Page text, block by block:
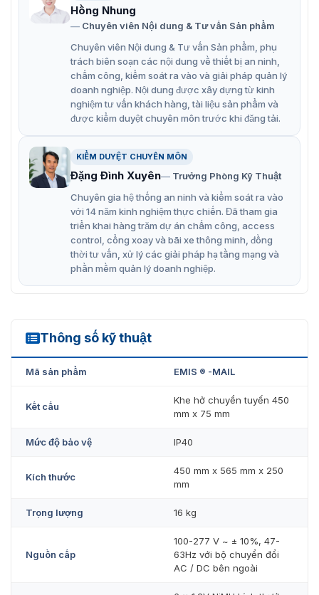
hàng được kiểm tra. Thiết kế nhỏ gọn, tiện dụng cùng
với nguồn điện và pin sạc NiMH tích hợp cho phép hoạt
Máy kiểm tra thư và bưu kiện nhỏ CEIA EMIS MAIL nhỏ gọn với
nhiều tính năng thông minh
Máy kiểm tra thư và bưu kiện nhỏ CEIA EMIS MAIL phù hợp để
Hồng Nhung
Chuyên viên Nội dung & Tư vấn Sản phẩm
Chuyên viên Nội dung & Tư vấn Sản phẩm, phụ
trách biên soạn các nội dung về thiết bị an ninh,
chấm công, kiểm soát ra vào và giải pháp quản lý
doanh nghiệp. Nội dung được xây dựng từ kinh
nghiệm tư vấn khách hàng, tài liệu sản phẩm và
được kiểm duyệt chuyên môn trước khi đăng tải.
KIỂM DUYỆT CHUYÊN MÔN
Đặng Đình Xuyên
Trưởng Phòng Kỹ Thuật
Chuyên gia hệ thống an ninh và kiểm soát ra vào
với 14 năm kinh nghiệm thực chiến. Đã tham gia
triển khai hàng trăm dự án chấm công, access
control, cổng xoay và bãi xe thông minh, đồng
thời tư vấn, xử lý các giải pháp hạ tầng mạng và
phần mềm quản lý doanh nghiệp.
Thông số kỹ thuật
EMIS MAIL
Mã sản phẩm EMIS ® -MAIL
Kết cấu
Khe hở chuyển tuyến 450
mm x 75 mm
Mức độ bảo vệ IP40
Kích thước
450 mm x 565 mm x 250
mm
Trọng lượng 16 kg
Nguồn cấp
100-277 V ~ ± 10%, 47-
63Hz với bộ chuyển đổi
AC / DC bên ngoài